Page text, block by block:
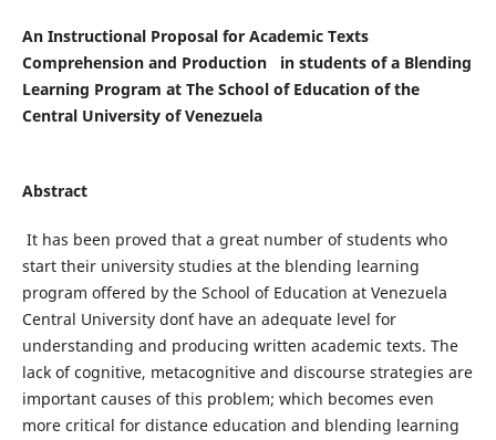
An Instructional Proposal for Academic Texts
Comprehension and Production in students of a Blending
Learning Program at The School of Education of the
Central University of Venezuela
Abstract
It has been proved that a great number of students who
start their university studies at the blending learning
program offered by the School of Education at Venezuela
Central University don´t have an adequate level for
understanding and producing written academic texts. The
lack of cognitive, metacognitive and discourse strategies are
important causes of this problem; which becomes even
more critical for distance education and blending learning